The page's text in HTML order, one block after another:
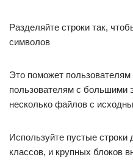
Разделяйте строки так,
символов
Это поможет
пользователям с большими
несколько файлов с
Используйте пустые
классов, и крупных блоков